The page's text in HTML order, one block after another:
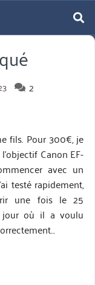
2
fils. Pour 300€, je
Canon EF-
avec un
testé rapidement,
une fois le 25
jour où il a voulu